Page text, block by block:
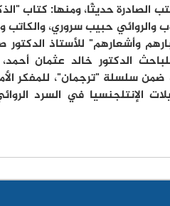
حديثًا، ومنها: كتاب
والروائي حبيب سروري، والكاتب
وأشعارهم" للأستاذ الدكتور
الدكتور خالد عثمان
سلسلة "ترجمان"، للمفكر
الإنتلجنسيا في السرد